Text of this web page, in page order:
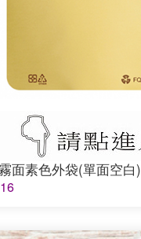
面素色外袋(單面空白)